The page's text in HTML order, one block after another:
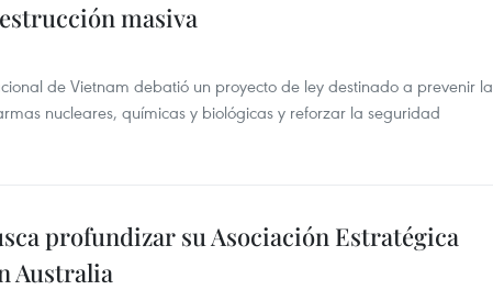
masiva
de Vietnam debatió un proyecto de ley destinado a prevenir la
nucleares, químicas y biológicas y reforzar la seguridad
profundizar su Asociación Estratégica
Australia